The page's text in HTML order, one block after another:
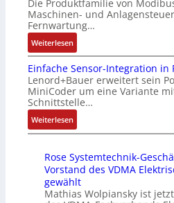
l
f
ü
r
i
e
A
n
w
n
d
u
n
a
u
f
d
n
R
a
p
e
r
r
y
u
n
g
b
e
s
t
ä
t
i
t
R
e
i
e
l
e
m
e
n
t
e
m
i
S
p
e
z
s
e
i
n
g
a
n
g
i
m
M
s
c
h
r
k
t
s
t
a
r
t
f
ü
r
u
l
t
Die Produktfamilie von
Maschinen- und
Fernwartung…
Weiterlesen:
D
r
a
h
t
l
o
e
I
n
t
Einfache Sensor-Integration in
Lenord+Bauer erweitert sein
MiniCoder um eine Variante
Schnittstelle…
Weiterlesen:
E
n
f
a
c
Rose Systemtechnik-
Vorstand des VDMA
gewählt
Mathias Wolpiansky ist